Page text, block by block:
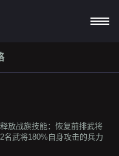
放战旗技能：恢复前排武将
名武将180%自身攻击的兵力